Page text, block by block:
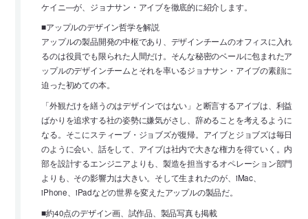
ケイニ―が、ジョナサン・アイブを徹底的に紹介します。
■アップルのデザイン哲学を解説
アップルの製品開発の中枢であり、デザインチームのオフィスに入れ
るのは役員でも限られた人間だけ。そんな秘密のベールに包まれたア
ップルのデザインチームとそれを率いるジョナサン・アイブの素顔に
迫った初めての本。
「外観だけを繕うのはデザインではない」と断言するアイブは、利益
ばかりを追求する社の姿勢に嫌気がさし、辞めることを考えるように
なる。そこにスティーブ・ジョブズが復帰。アイブとジョブズは毎日
のように会い、話をして、アイブは社内で大きな権力を得ていく。内
部を設計するエンジニアよりも、製造を担当するオペレーション部門
よりも、その影響力は大きい。そして生まれたのが、iMac、
iPhone、iPadなどの世界を変えたアップルの製品だ。
■約40点のデザイン画、試作品、製品写真も掲載